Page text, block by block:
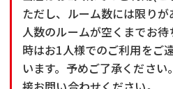
ただし、ルーム数には限り
人数のルームが空くまでお
時はお1人様でのご利用をご
います。予めご了承くださ